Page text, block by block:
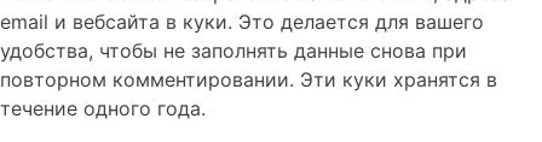
email и вебсайта в куки. Это делается для вашего
удобства, чтобы не заполнять данные снова при
повторном комментировании. Эти куки хранятся в
течение одного года.